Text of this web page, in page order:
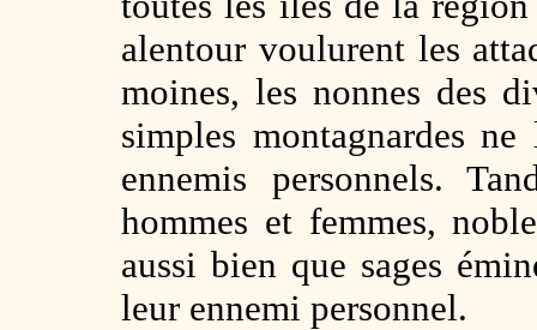
alentour voulurent les
moines, les nonnes des
simples montagnardes
ennemis personnels.
hommes et femmes,
aussi bien que sages
leur ennemi personnel.